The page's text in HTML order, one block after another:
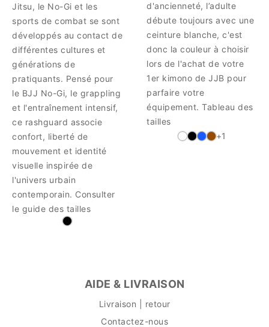
Jitsu, le No-Gi et les
sports de combat se sont
développés au contact de
différentes cultures et
générations de
pratiquants. Pensé pour
le BJJ No-Gi, le grappling
et l'entraînement intensif,
ce rashguard associe
confort, liberté de
mouvement et identité
visuelle inspirée de
l'univers urbain
contemporain. Consulter
le guide des tailles
d'ancienneté, l’adulte
débute toujours avec une
ceinture blanche, c'est
donc la couleur à choisir
lors de l'achat de votre
1er kimono de JJB pour
parfaire votre
équipement. Tableau des
tailles
+1
AIDE & LIVRAISON
Livraison | retour
Contactez-nous